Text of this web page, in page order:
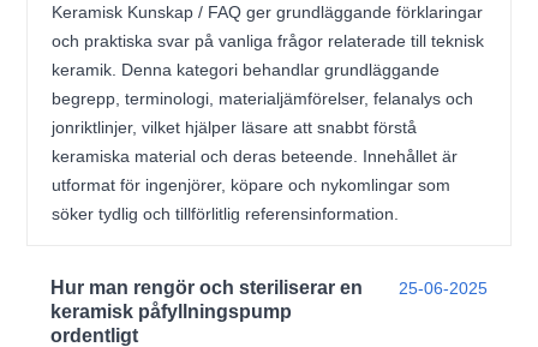
Keramisk Kunskap / FAQ ger grundläggande förklaringar
och praktiska svar på vanliga frågor relaterade till teknisk
keramik. Denna kategori behandlar grundläggande
begrepp, terminologi, materialjämförelser, felanalys och
jonriktlinjer, vilket hjälper läsare att snabbt förstå
keramiska material och deras beteende. Innehållet är
utformat för ingenjörer, köpare och nykomlingar som
söker tydlig och tillförlitlig referensinformation.
Hur man rengör och steriliserar en
keramisk påfyllningspump
ordentligt
25-06-2025